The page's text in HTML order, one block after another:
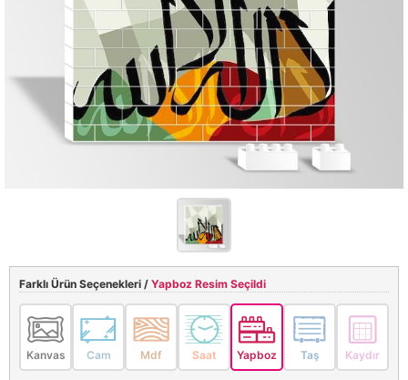
Farklı Ürün Seçenekleri / Yapboz Resim Seçildi
Kanvas Cam Mdf Saat Yapboz Taş Kaydır